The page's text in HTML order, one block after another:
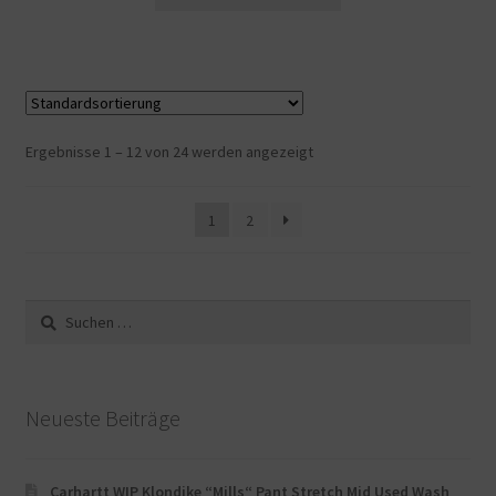
Ergebnisse 1 – 12 von 24 werden angezeigt
1 2
Suche
nach:
Neueste Beiträge
Carhartt WIP Klondike “Mills“ Pant Stretch Mid Used Wash